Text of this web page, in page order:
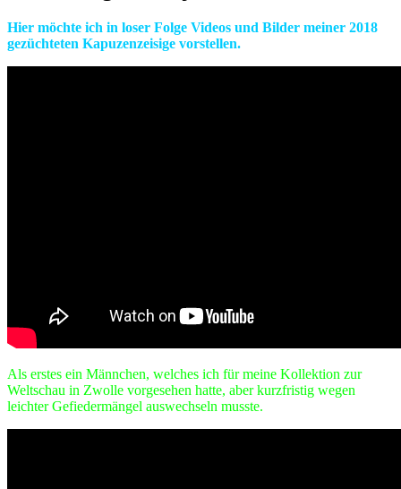
Hier möchte ich in loser Folge Videos und Bilder meiner 2018
gezüchteten Kapuzenzeisige vorstellen.
Als erstes ein Männchen, welches ich für meine Kollektion zur
Weltschau in Zwolle vorgesehen hatte, aber kurzfristig wegen
leichter Gefiedermängel auswechseln musste.